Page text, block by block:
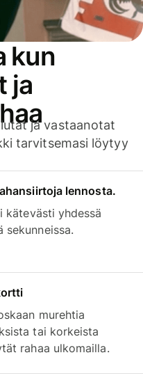
kun
ja
ja vastaanotat
tarvitsemasi löytyy
lennosta.
kätevästi yhdessä
sekunneissa.
murehtia
tai korkeista
rahaa ulkomailla.